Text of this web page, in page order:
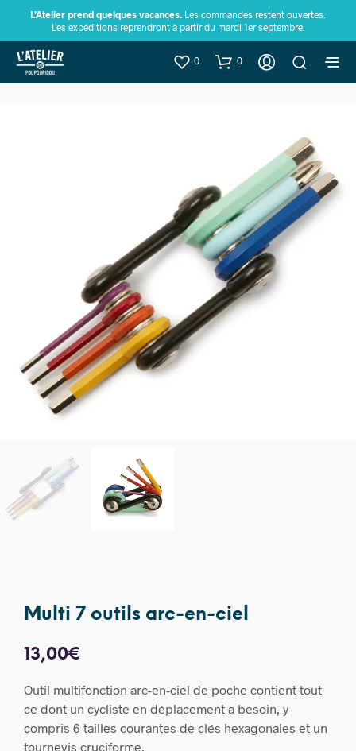
L’Atelier prend quelques vacances. Les commandes restent ouvertes.
Les expéditions reprendront à partir du mardi 1er septembre.
0 0
Multi 7 outils arc-en-ciel
13,00€
Outil multifonction arc-en-ciel de poche contient tout
ce dont un cycliste en déplacement a besoin, y
compris 6 tailles courantes de clés hexagonales et un
tournevis cruciforme.